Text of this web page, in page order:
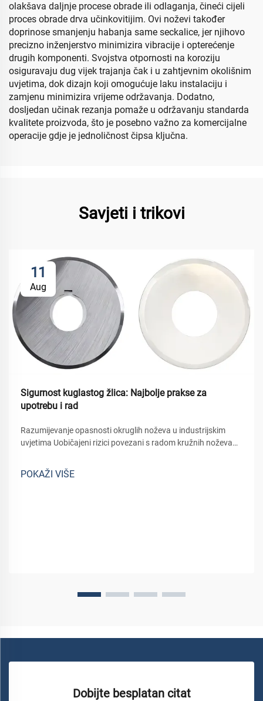
olakšava daljnje procese obrade ili odlaganja, čineći cijeli
proces obrade drva učinkovitijim. Ovi noževi također
doprinose smanjenju habanja same seckalice, jer njihovo
precizno inženjerstvo minimizira vibracije i opterećenje
drugih komponenti. Svojstva otpornosti na koroziju
osiguravaju dug vijek trajanja čak i u zahtjevnim okolišnim
uvjetima, dok dizajn koji omogućuje laku instalaciju i
zamjenu minimizira vrijeme održavanja. Dodatno,
dosljedan učinak rezanja pomaže u održavanju standarda
kvalitete proizvoda, što je posebno važno za komercijalne
operacije gdje je jednoličnost čipsa ključna.
Savjeti i trikovi
11
Aug
Sigurnost kuglastog žlica: Najbolje prakse za
upotrebu i rad
Razumijevanje opasnosti okruglih noževa u industrijskim
uvjetima Uobičajeni rizici povezani s radom kružnih noževa
noževi u industrijskoj upotrebi mogu predstavljati određene
opasnosti s najčešćim...
POKAŽI VIŠE
Dobijte besplatan citat